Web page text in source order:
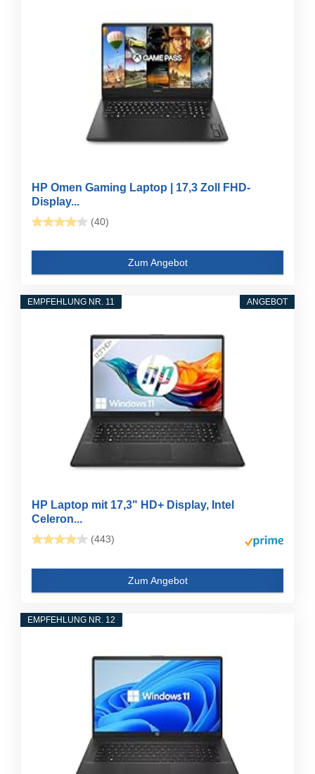
HP Omen Gaming Laptop | 17,3 Zoll FHD-
Display...
(40)
Zum Angebot
ANGEBOT
EMPFEHLUNG NR. 11
HP Laptop mit 17,3" HD+ Display, Intel
Celeron...
(443)
Zum Angebot
EMPFEHLUNG NR. 12